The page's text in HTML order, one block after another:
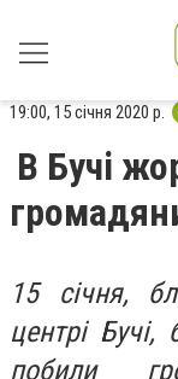
19:00, 15 січня 2020 р.
В Бучі
15 січня,
центрі Бучі,
побили